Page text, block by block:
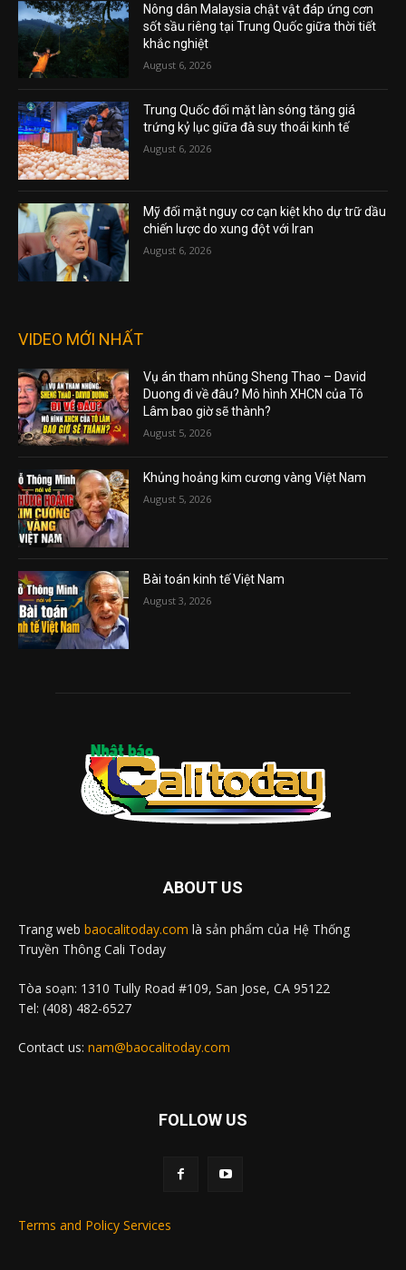
Nông dân Malaysia chật vật đáp ứng cơn
sốt sầu riêng tại Trung Quốc giữa thời tiết
khắc nghiệt
August 6, 2026
Trung Quốc đối mặt làn sóng tăng giá
trứng kỷ lục giữa đà suy thoái kinh tế
August 6, 2026
Mỹ đối mặt nguy cơ cạn kiệt kho dự trữ dầu
chiến lược do xung đột với Iran
August 6, 2026
VIDEO MỚI NHẤT
Vụ án tham nhũng Sheng Thao – David
Duong đi về đâu? Mô hình XHCN của Tô
Lâm bao giờ sẽ thành?
August 5, 2026
Khủng hoảng kim cương vàng Việt Nam
August 5, 2026
Bài toán kinh tế Việt Nam
August 3, 2026
ABOUT US
Trang web baocalitoday.com là sản phẩm của Hệ Thống
Truyền Thông Cali Today
Tòa soạn: 1310 Tully Road #109, San Jose, CA 95122
Tel: (408) 482-6527
Contact us: nam@baocalitoday.com
FOLLOW US
Terms and Policy Services